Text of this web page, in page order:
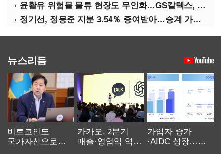
윤활유 위험물 물류 현장도 무인화…GS칼텍스, 디지털 전환 가속
정기선, 정몽준 지분 3.54％ 증여받아…승계 가속화
뉴스리듬
비트코인도
국가자산으로…'
카카오, 2분기
매출·영업익 역대
가입자 증가
·AIDC 성장…